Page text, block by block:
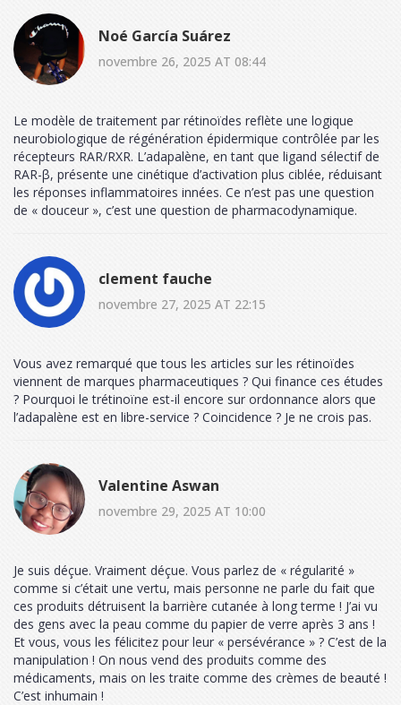
Noé García Suárez
novembre 26, 2025 AT 08:44
Le modèle de traitement par rétinoïdes reflète une logique
neurobiologique de régénération épidermique contrôlée par les
récepteurs RAR/RXR. L’adapalène, en tant que ligand sélectif de
RAR-β, présente une cinétique d’activation plus ciblée, réduisant
les réponses inflammatoires innées. Ce n’est pas une question
de « douceur », c’est une question de pharmacodynamique.
clement fauche
novembre 27, 2025 AT 22:15
Vous avez remarqué que tous les articles sur les rétinoïdes
viennent de marques pharmaceutiques ? Qui finance ces études
? Pourquoi le trétinoïne est-il encore sur ordonnance alors que
l’adapalène est en libre-service ? Coincidence ? Je ne crois pas.
Valentine Aswan
novembre 29, 2025 AT 10:00
Je suis déçue. Vraiment déçue. Vous parlez de « régularité »
comme si c’était une vertu, mais personne ne parle du fait que
ces produits détruisent la barrière cutanée à long terme ! J’ai vu
des gens avec la peau comme du papier de verre après 3 ans !
Et vous, vous les félicitez pour leur « persévérance » ? C’est de la
manipulation ! On nous vend des produits comme des
médicaments, mais on les traite comme des crèmes de beauté !
C’est inhumain !